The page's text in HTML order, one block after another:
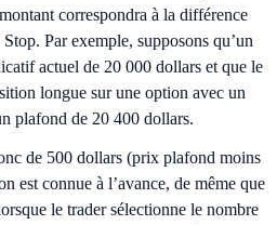
correspondra à la différence
Par exemple, supposons qu’un
actuel de 20 000 dollars et que le
longue sur une option avec un
plafond de 20 400 dollars.
de 500 dollars (prix plafond moins
est connue à l’avance, de même que
le trader sélectionne le nombre